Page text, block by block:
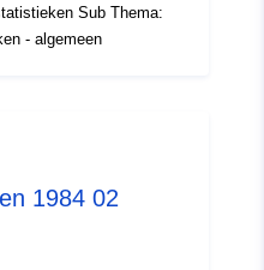
op data.europa.eu:
Sub Thema:
- algemeen
1984 02